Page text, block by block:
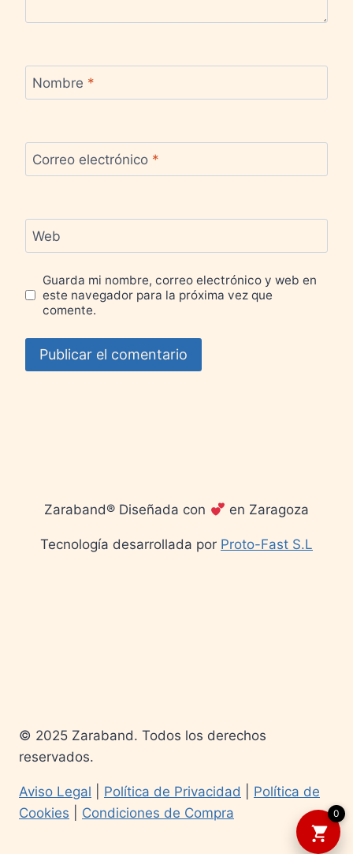
Nombre *
Correo electrónico *
Web
Guarda mi nombre, correo electrónico y web en
este navegador para la próxima vez que
comente.
Zaraband® Diseñada con en Zaragoza
Tecnología desarrollada por Proto-Fast S.L
© 2025 Zaraband. Todos los derechos
reservados.
Aviso Legal Política de Privacidad
Política de
Cookies
Condiciones de Compra 0